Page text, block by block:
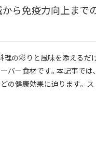
ら免疫力向上まで
理の彩りと風味を添えるだ
パー食材です。本記事で
の健康効果に迫ります。